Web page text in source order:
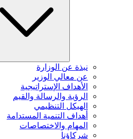
نبذة عن الوزارة
عن معالي الوزير
الأهداف الإستراتيجية
الرؤية والرسالة والقيم
الهيكل التنظيمي
أهداف التنمية المستدامة
المهام والاختصاصات
شركاؤنا